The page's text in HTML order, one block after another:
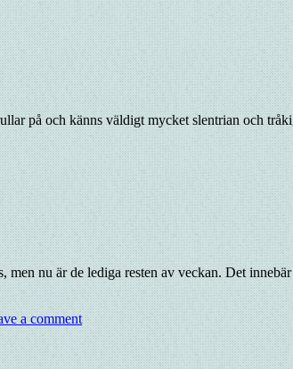
på och känns väldigt mycket slentrian och
nu är de lediga resten av veckan. Det
a comment